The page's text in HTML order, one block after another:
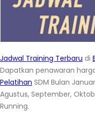
Jadwal Training Terbaru di
Dapatkan penawaran
Pelatihan SDM Bulan
Agustus, September,
Running.